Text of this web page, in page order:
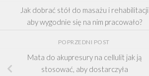
Jak dobrać stół do masażu i rehabilitacji
aby wygodnie się na nim pracowało?
POPRZEDNI POST
Mata do akupresury na cellulit jak ją
stosować, aby dostarczyła